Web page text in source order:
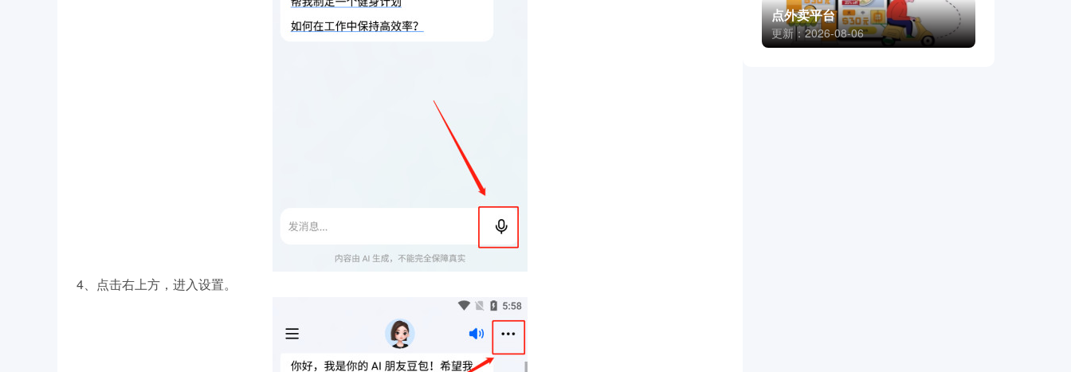
4、点击右上方，进入设置。
点外卖平台
更新：2026-08-06